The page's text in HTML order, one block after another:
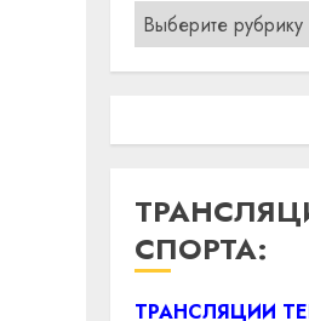
Рубрики
СПОРТА:
ТРАНСЛЯЦИИ